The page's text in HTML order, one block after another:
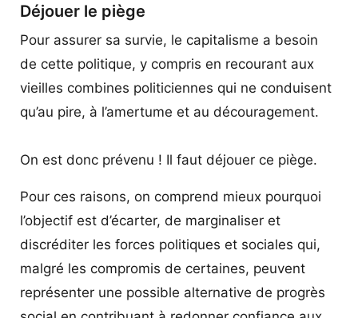
Déjouer le piège
Pour assurer sa survie, le capitalisme a besoin
de cette politique, y compris en recourant aux
vieilles combines politiciennes qui ne conduisent
qu’au pire, à l’amertume et au découragement.
On est donc prévenu ! Il faut déjouer ce piège.
Pour ces raisons, on comprend mieux pourquoi
l’objectif est d’écarter, de marginaliser et
discréditer les forces politiques et sociales qui,
malgré les compromis de certaines, peuvent
représenter une possible alternative de progrès